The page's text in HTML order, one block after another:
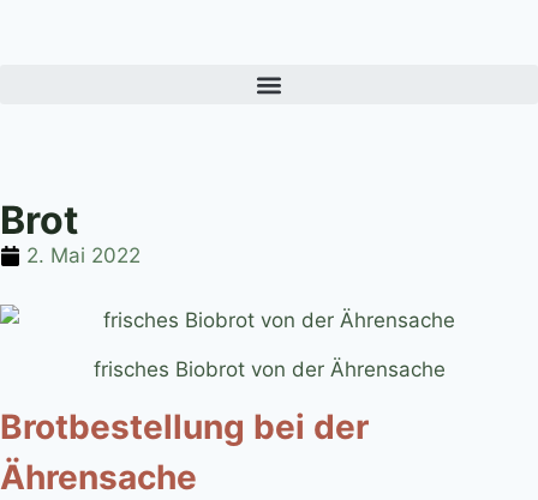
Brot
2. Mai 2022
frisches Biobrot von der Ährensache
Brotbestellung bei der
Ährensache